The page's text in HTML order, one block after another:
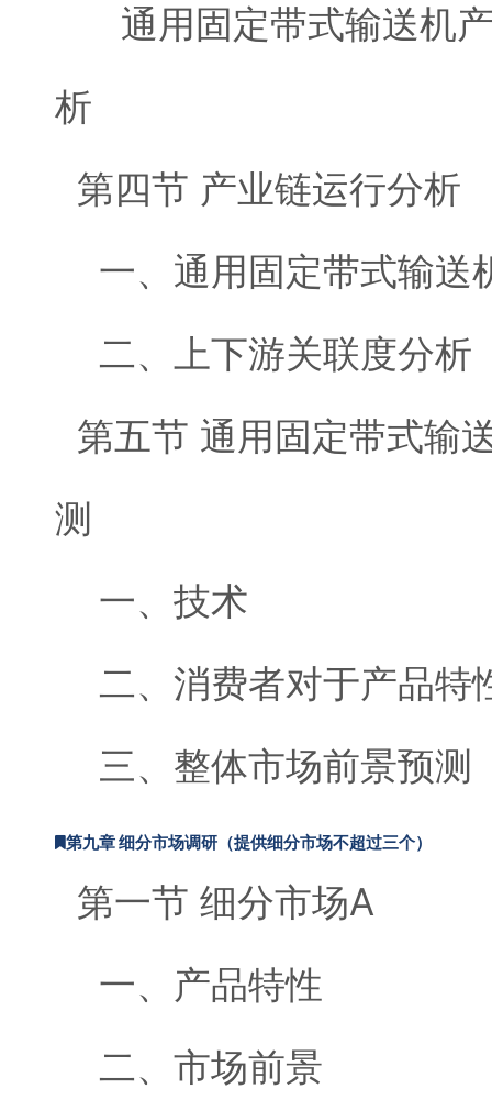
通用固定带式输送机产
析
第四节 产业链运行分析
一、通用固定带式输送
二、上下游关联度分析
第五节 通用固定带式输
测
一、技术
二、消费者对于产品特
三、整体市场前景预测
第九章 细分市场调研（提供细分市场不超过三个）
第一节 细分市场A
一、产品特性
二、市场前景